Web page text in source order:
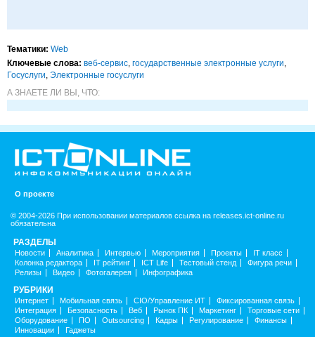
Тематики: Web
Ключевые слова: веб-сервис, государственные электронные услуги,
Госуслуги, Электронные госуслуги
А ЗНАЕТЕ ЛИ ВЫ, ЧТО:
О проекте
© 2004-2026 При использовании материалов ссылка на releases.ict-online.ru
обязательна
РАЗДЕЛЫ
Новости Аналитика Интервью Мероприятия Проекты
IT класс
Колонка редактора
IT рейтинг ICT Life Тестовый стенд
Фигура речи
Релизы
Видео Фотогалерея Инфографика
РУБРИКИ
Интернет Мобильная связь CIO/Управление ИТ
Фиксированная связь
Интеграция
Безопасность Веб Рынок ПК Маркетинг
Торговые сети
Оборудование
ПО Outsourcing Кадры Регулирование
Финансы
Инновации
Гаджеты